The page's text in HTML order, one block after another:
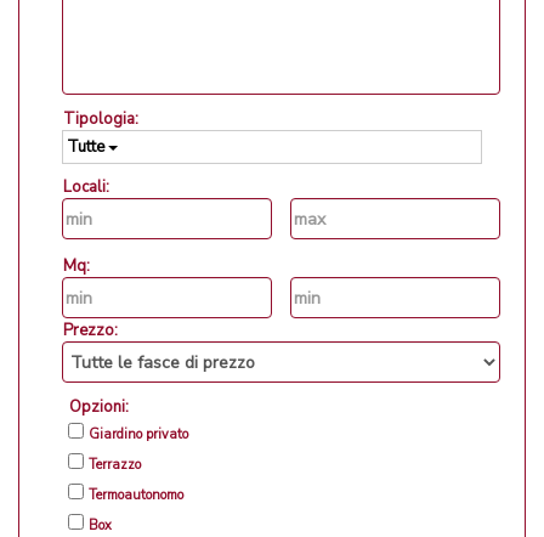
Tipologia:
Tutte
Locali:
Mq:
Prezzo:
Opzioni:
Giardino privato
Terrazzo
Termoautonomo
Box